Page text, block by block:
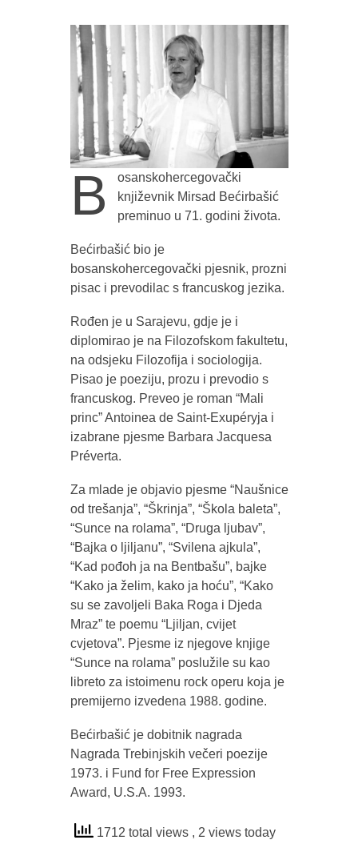
B
osanskohercegovački
književnik Mirsad Bećirbašić
preminuo u 71. godini života.
Bećirbašić bio je
bosanskohercegovački pjesnik, prozni
pisac i prevodilac s francuskog jezika.
Rođen je u Sarajevu, gdje je i
diplomirao je na Filozofskom fakultetu,
na odsjeku Filozofija i sociologija.
Pisao je poeziju, prozu i prevodio s
francuskog. Preveo je roman “Mali
princ” Antoinea de Saint-Exupéryja i
izabrane pjesme Barbara Jacquesa
Préverta.
Za mlade je objavio pjesme “Naušnice
od trešanja”, “Škrinja”, “Škola baleta”,
“Sunce na rolama”, “Druga ljubav”,
“Bajka o ljiljanu”, “Svilena ajkula”,
“Kad pođoh ja na Bentbašu”, bajke
“Kako ja želim, kako ja hoću”, “Kako
su se zavoljeli Baka Roga i Djeda
Mraz” te poemu “Ljiljan, cvijet
cvjetova”. Pjesme iz njegove knjige
“Sunce na rolama” poslužile su kao
libreto za istoimenu rock operu koja je
premijerno izvedena 1988. godine.
Bećirbašić je dobitnik nagrada
Nagrada Trebinjskih večeri poezije
1973. i Fund for Free Expression
Award, U.S.A. 1993.
1712 total views , 2 views today